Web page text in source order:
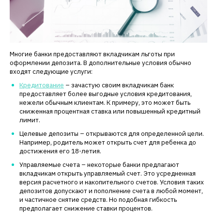
Многие банки предоставляют вкладчикам льготы при
оформлении депозита. В дополнительные условия обычно
входят следующие услуги:
Кредитование – зачастую своим вкладчикам банк
предоставляет более выгодные условия кредитования,
нежели обычным клиентам. К примеру, это может быть
сниженная процентная ставка или повышенный кредитный
лимит.
Целевые депозиты – открываются для определенной цели.
Например, родитель может открыть счет для ребенка до
достижения его 18-летия.
Управляемые счета – некоторые банки предлагают
вкладчикам открыть управляемый счет. Это усредненная
версия расчетного и накопительного счетов. Условия таких
депозитов допускают и пополнение счета в любой момент,
и частичное снятие средств. Но подобная гибкость
предполагает снижение ставки процентов.